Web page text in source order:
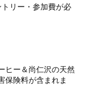
リー・参加費が必
ヒー＆尚仁沢の天然
保険料が含まれま